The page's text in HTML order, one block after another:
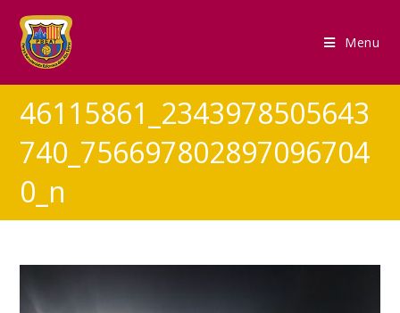
Menu
46115861_2343978505643
740_756697802897096704
0_n